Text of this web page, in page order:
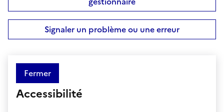
Signaler un problème ou une erreur
Fermer
Accessibilité